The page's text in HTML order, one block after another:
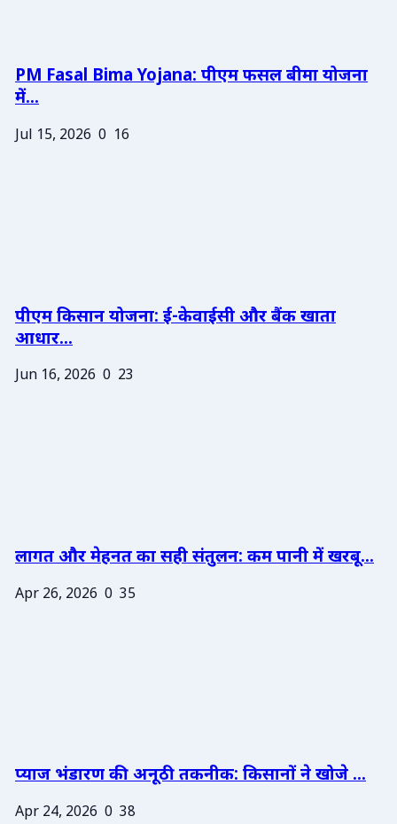
PM Fasal Bima Yojana: पीएम फसल बीमा योजना
में...
Jul 15, 2026 0 16
पीएम किसान योजना: ई-केवाईसी और बैंक खाता
आधार...
Jun 16, 2026 0 23
लागत और मेहनत का सही संतुलन: कम पानी में खरबू...
Apr 26, 2026 0 35
प्याज भंडारण की अनूठी तकनीक: किसानों ने खोजे ...
Apr 24, 2026 0 38